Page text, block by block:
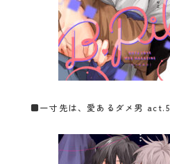
■一寸先は、愛あるダメ男 act.5